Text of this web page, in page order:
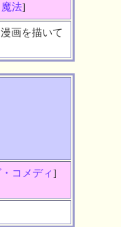
法]
画を描いて
コメディ]